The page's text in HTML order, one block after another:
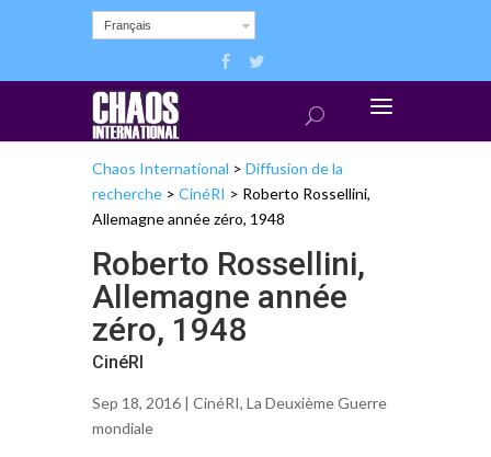
Français
Chaos International > Diffusion de la
recherche > CinéRI > Roberto Rossellini,
Allemagne année zéro, 1948
Roberto Rossellini,
Allemagne année
zéro, 1948
CinéRI
Sep 18, 2016 | CinéRI, La Deuxième Guerre
mondiale